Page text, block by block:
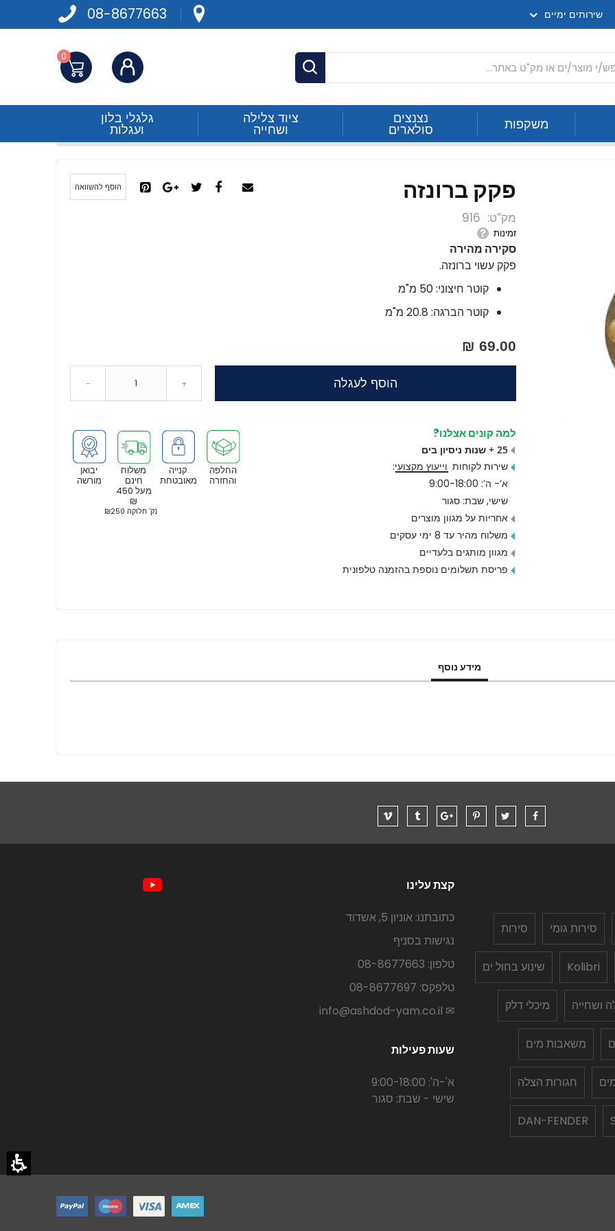
08-8677663 שירותים ימיים
חפש
התחברות 0
משקפות נצנצים
סולארים
ציוד צלילה
ושחייה
גלגלי בלון
ועגלות
פקק ברונזה
מק”ט 916
זמינות
סקירה מהירה
פקק עשוי ברונזה.
קוטר חיצוני: 50 מ"מ
קוטר הברגה: 20.8 מ"מ
69.00 ₪
- + הוסף לעגלה
הוסף להשוואה
יבואן
מורשה
משלוח
חינם
מעל 450
₪
נק’ חלוקה ₪250
קנייה
מאובטחת
החלפה
והחזרה
למה קונים אצלנו?
25 + שנות ניסיון בים
שירות לקוחות וייעוץ מקצועי:
א’- ה’: 9:00-18:00
שישי, שבת: סגור
אחריות על מגוון מוצרים
משלוח מהיר עד 8 ימי עסקים
מגוון מותגים בלעדיים
פריסת תשלומים נוספת בהזמנה טלפונית
מידע נוסף
סירות גומי סירות
Kolibri שינוע בחול ים
ושחייה מיכלי דלק
משאבות מים
חגורות הצלה
DAN-FENDER
קצת עלינו
כתובתנו: אוניון 5, אשדוד
נגישות בסניף
טלפון: 08-8677663
טלפקס: 08-8677697
✉ info@ashdod-yam.co.il
שעות פעילות
א'-ה': 9:00-18:00
שישי - שבת: סגור